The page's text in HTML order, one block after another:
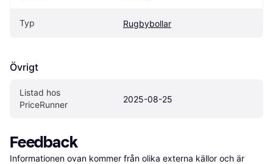
Typ Rugbybollar
Övrigt
Listad hos
PriceRunner
2025-08-25
Feedback
Informationen ovan kommer från olika externa källor och är